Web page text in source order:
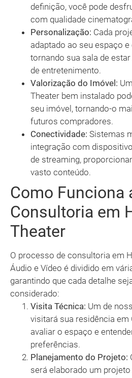
definição, você pode
com qualidade
Personalização: Cada
adaptado ao seu espaço
tornando sua sala de
de entretenimento.
Valorização do Imóvel:
Theater bem instalado
seu imóvel, tornando-o
futuros compradores.
Conectividade: Sistemas
integração com
de streaming,
vasto conteúdo.
Como Funciona
Consultoria em
Theater
O processo de consultoria em
Áudio e Vídeo é dividido em
garantindo que cada detalhe
considerado:
Visita Técnica: Um de
visitará sua residência em
avaliar o espaço e
preferências.
Planejamento do Projeto:
será elaborado um